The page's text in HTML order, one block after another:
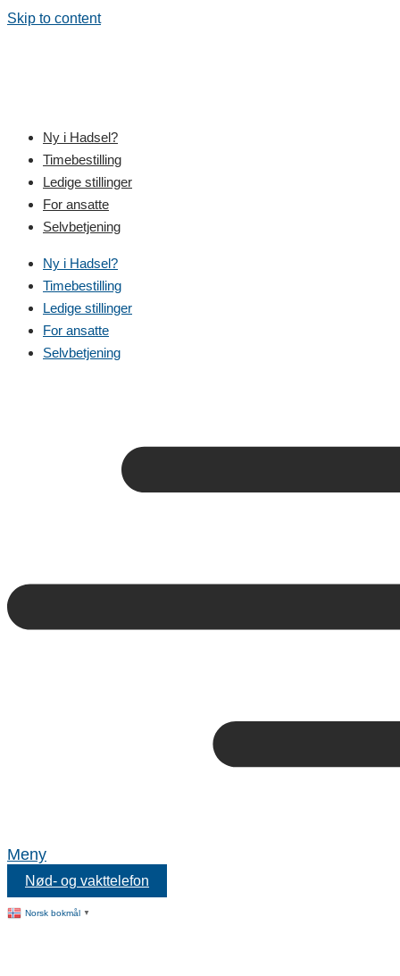
Skip to content
Ny i Hadsel?
Timebestilling
Ledige stillinger
For ansatte
Selvbetjening
Ny i Hadsel?
Timebestilling
Ledige stillinger
For ansatte
Selvbetjening
Meny
Nød- og vakttelefon
Norsk bokmål ▼